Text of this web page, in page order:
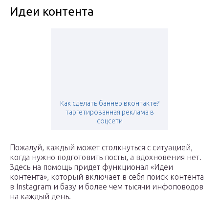
Идеи контента
Как сделать баннер вконтакте?
таргетированная реклама в
соцсети
Пожалуй, каждый может столкнуться с ситуацией,
когда нужно подготовить посты, а вдохновения нет.
Здесь на помощь придет функционал «Идеи
контента», который включает в себя поиск контента
в Instagram и базу и более чем тысячи инфоповодов
на каждый день.